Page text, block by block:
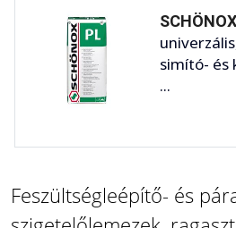
simító- és
...
Feszültségleépítő- és